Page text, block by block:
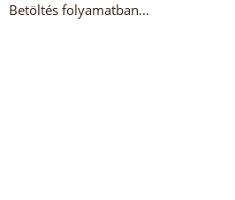
Betöltés folyamatban...